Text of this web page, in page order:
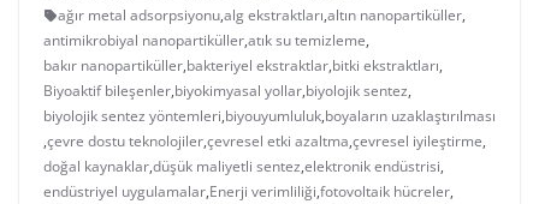
ağır metal adsorpsiyonu,alg ekstraktları,altın nanopartiküller,
antimikrobiyal nanopartiküller,atık su temizleme,
bakır nanopartiküller,bakteriyel ekstraktlar,bitki ekstraktları,
Biyoaktif bileşenler,biyokimyasal yollar,biyolojik sentez,
biyolojik sentez yöntemleri,biyouyumluluk,boyaların uzaklaştırılması
,çevre dostu teknolojiler,çevresel etki azaltma,çevresel iyileştirme,
doğal kaynaklar,düşük maliyetli sentez,elektronik endüstrisi,
endüstriyel uygulamalar,Enerji verimliliği,fotovoltaik hücreler,